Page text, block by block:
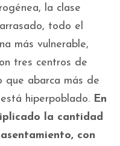
la clase
todo el
más vulnerable,
tres centros de
que abarca más de
hiperpoblado. En
la cantidad
con